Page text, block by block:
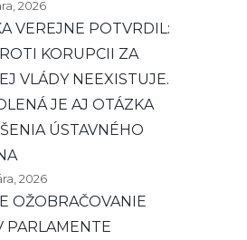
2026
VEREJNE POTVRDIL:
KORUPCII ZA
VLÁDY NEEXISTUJE.
JE AJ OTÁZKA
ÚSTAVNÉHO
2026
OŽOBRAČOVANIE
PARLAMENTE